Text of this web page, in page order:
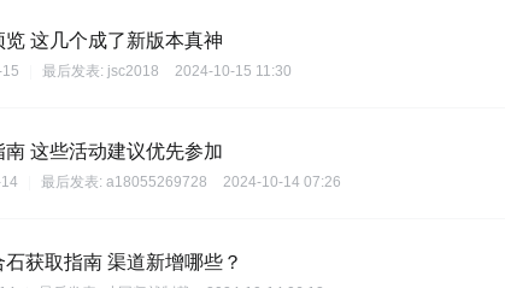
这几个成了新版本真神
最后发表: jsc2018 2024-10-15 11:30
这些活动建议优先参加
最后发表: a18055269728 2024-10-14 07:26
获取指南 渠道新增哪些？